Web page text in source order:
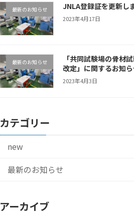
最新のお知らせ JNLA登録証を更新し
2023年4月17日
最新のお知らせ
「共同試験場の骨材
改定」に関するお知
2023年4月3日
カテゴリー
new
最新のお知らせ
アーカイブ